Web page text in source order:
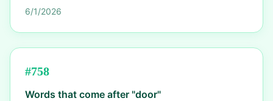
6/1/2026
#758
Words that come after "door"